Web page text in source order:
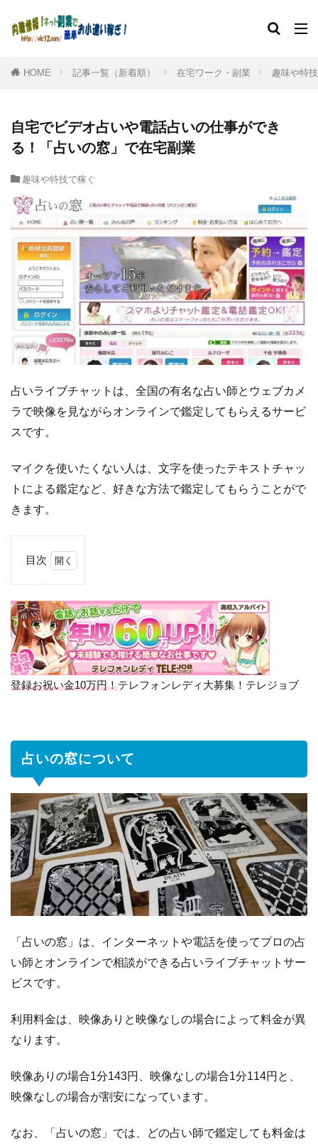
HOME 記事一覧（新着順） 在宅ワーク・副業 趣味や特
自宅でビデオ占いや電話占いの仕事ができ
る！「占いの窓」で在宅副業
趣味や特技で稼ぐ
占いライブチャットは、全国の有名な占い師とウェブカメ
ラで映像を見ながらオンラインで鑑定してもらえるサービ
スです。
マイクを使いたくない人は、文字を使ったテキストチャッ
トによる鑑定など、好きな方法で鑑定してもらうことがで
きます。
目次
い
の
窓
に
つ
い
事
の
ス
タ
イ
ル
は
1.2 報
酬
に
い
て
1.3 有
ポ
サ
イ
の
登録お祝い金10万円！テレフォンレディ大募集！テレジョブ
占いの窓について
「占いの窓」は、インターネットや電話を使ってプロの占
い師とオンラインで相談ができる占いライブチャットサー
ビスです。
利用料金は、映像ありと映像なしの場合によって料金が異
なります。
映像ありの場合1分143円、映像なしの場合1分114円と、
映像なしの場合が割安になっています。
なお、「占いの窓」では、どの占い師で鑑定しても料金は